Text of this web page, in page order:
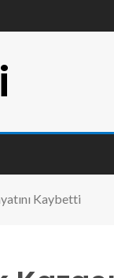
Kaybetti